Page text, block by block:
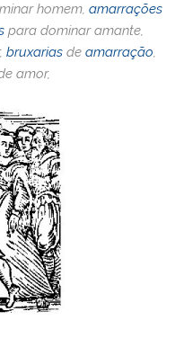
homem,amarrações
para dominar amante,
bruxarias deamarração,
amor,